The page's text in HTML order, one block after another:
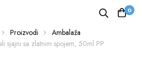
0
Proizvodi
Ambalaža
sjajni sa zlatnim spojem, 50ml PP